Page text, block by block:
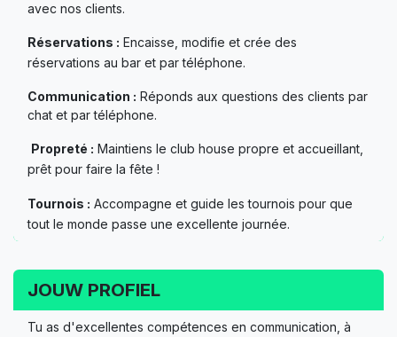
avec nos clients.
Réservations : Encaisse, modifie et crée des
réservations au bar et par téléphone.
Communication : Réponds aux questions des clients par
chat et par téléphone.
Propreté : Maintiens le club house propre et accueillant,
prêt pour faire la fête !
Tournois : Accompagne et guide les tournois pour que
tout le monde passe une excellente journée.
JOUW PROFIEL
Tu as d'excellentes compétences en communication, à